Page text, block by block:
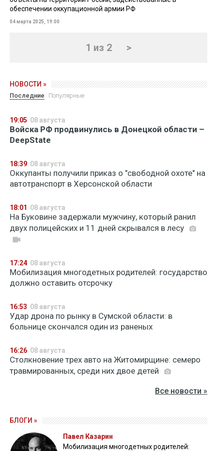
обеспечении оккупационной армии РФ
04 марта 2025, 19:00
1 из 2 >
НОВОСТИ »
Последние Популярные
19:05 08 августа
Войска РФ продвинулись в Донецкой области –
DeepState
18:39 08 августа
Оккупанты получили приказ о "свободной охоте" на
автотранспорт в Херсонской области
18:01 08 августа
На Буковине задержали мужчину, который ранил
двух полицейских и 11 дней скрывался в лесу
17:24 08 августа
Мобилизация многодетных родителей: государство
должно оставить отсрочку
16:53 08 августа
Удар дрона по рынку в Сумской области: в
больнице скончался один из раненых
16:26 08 августа
Столкновение трех авто на Житомирщине: семеро
травмированных, среди них двое детей
Все новости »
БЛОГИ »
Павел Казарин
Мобилизация многодетных родителей: